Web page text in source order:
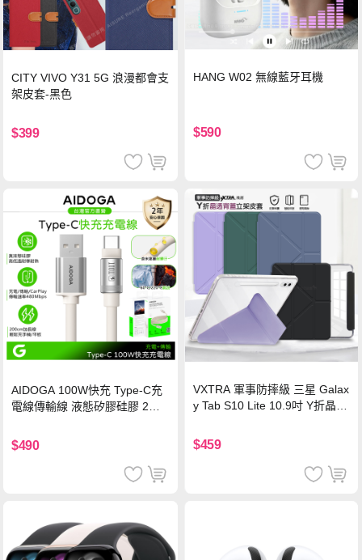
CITY VIVO Y31 5G 浪漫都會支
架皮套-黑色
$399
HANG W02 無線藍牙耳機
$590
AIDOGA 100W快充 Type-C充
電線傳輸線 液態矽膠硅膠 2M
$490
VXTRA 軍事防摔級 三星 Galax
y Tab S10 Lite 10.9吋 Y折晶透
$459